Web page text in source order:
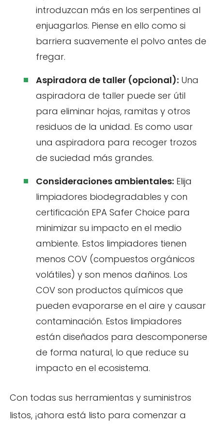
introduzcan más en los serpentines al
enjuagarlos. Piense en ello como si
barriera suavemente el polvo antes de
fregar.
Aspiradora de taller (opcional): Una
aspiradora de taller puede ser útil
para eliminar hojas, ramitas y otros
residuos de la unidad. Es como usar
una aspiradora para recoger trozos
de suciedad más grandes.
Consideraciones ambientales: Elija
limpiadores biodegradables y con
certificación EPA Safer Choice para
minimizar su impacto en el medio
ambiente. Estos limpiadores tienen
menos COV (compuestos orgánicos
volátiles) y son menos dañinos. Los
COV son productos químicos que
pueden evaporarse en el aire y causar
contaminación. Estos limpiadores
están diseñados para descomponerse
de forma natural, lo que reduce su
impacto en el ecosistema.
Con todas sus herramientas y suministros
listos, ¡ahora está listo para comenzar a